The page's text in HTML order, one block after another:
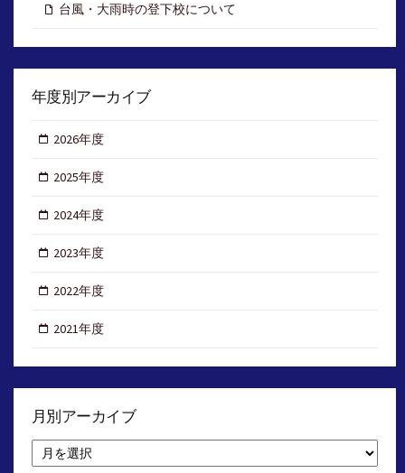
台風・大雨時の登下校について
年度別アーカイブ
2026年度
2025年度
2024年度
2023年度
2022年度
2021年度
月別アーカイブ
別